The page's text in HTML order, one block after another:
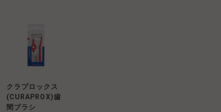
クラプロックス
(CURAPROX)歯
間ブラシ